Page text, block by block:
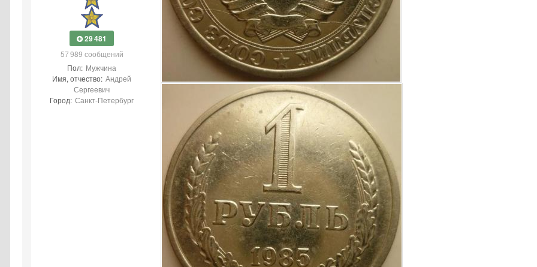
29 481
57 989 сообщений
Пол: Мужчина
Имя, отчество: Андрей
Сергеевич
Город: Санкт-Петербург